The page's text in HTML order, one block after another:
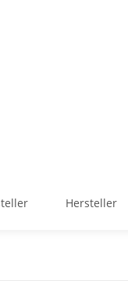
Hersteller